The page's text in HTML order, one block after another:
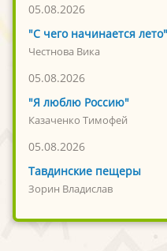
05.08.2026
"С чего начинается лето"
Честнова Вика
05.08.2026
"Я люблю Россию"
Казаченко Тимофей
05.08.2026
Тавдинские пещеры
Зорин Владислав